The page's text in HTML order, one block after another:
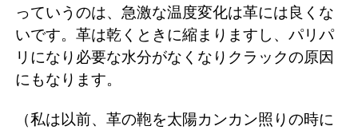
っていうのは、急激な温度変化は革には良くな
いです。革は乾くときに縮まりますし、パリパ
リになり必要な水分がなくなりクラックの原因
にもなります。
（私は以前、革の鞄を太陽カンカン照りの時に